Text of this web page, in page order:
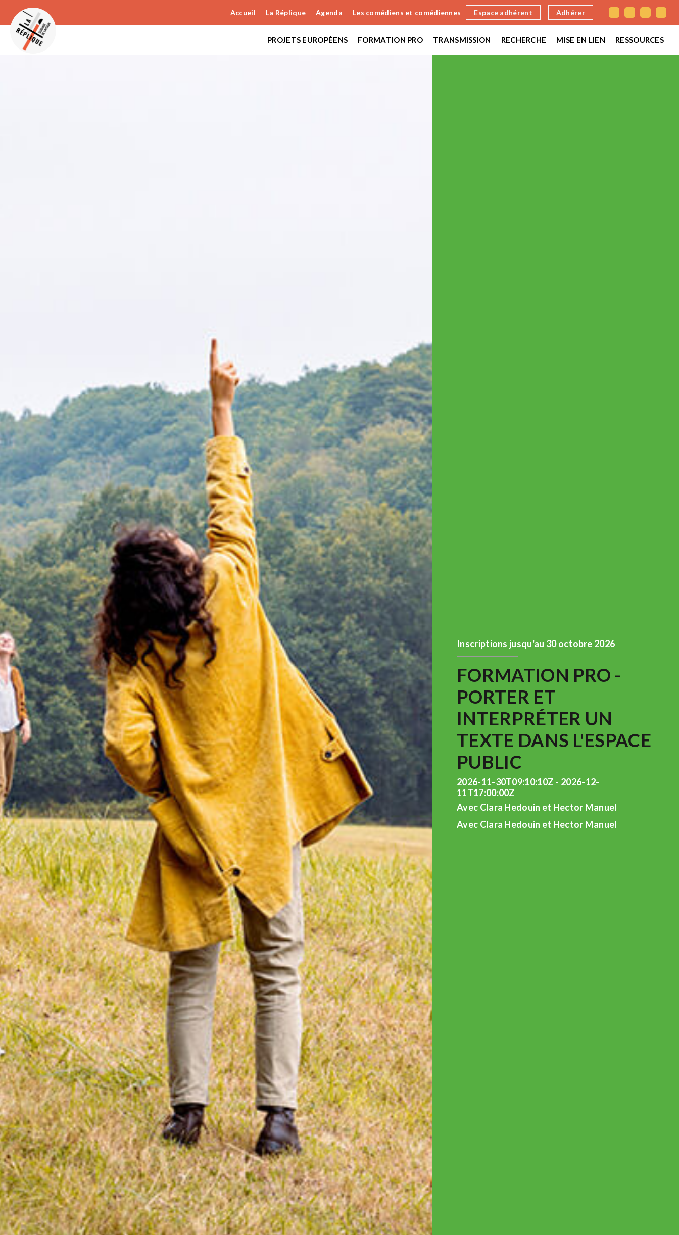
Accueil La Réplique Agenda Les comédiens et comédiennes Espace adhérent Adhérer
PROJETS EUROPÉENS FORMATION PRO TRANSMISSION RECHERCHE MISE EN LIEN RESSOURCES
Inscriptions jusqu'au 30 octobre 2026
FORMATION PRO -
PORTER ET
INTERPRÉTER UN
TEXTE DANS L'ESPACE
PUBLIC
2026-11-30T09:10:10Z - 2026-12-
11T17:00:00Z
Avec Clara Hedouin et Hector Manuel
Avec Clara Hedouin et Hector Manuel